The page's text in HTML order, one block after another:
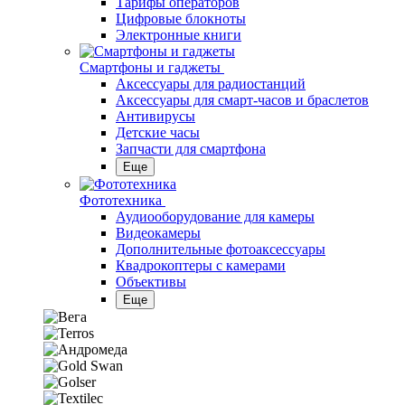
Цифровые блокноты
Электронные книги
Смартфоны и гаджеты
Аксессуары для радиостанций
Аксессуары для смарт-часов и браслетов
Антивирусы
Детские часы
Запчасти для смартфона
Еще
Фототехника
Аудиооборудование для камеры
Видеокамеры
Дополнительные фотоаксессуары
Квадрокоптеры с камерами
Объективы
Еще